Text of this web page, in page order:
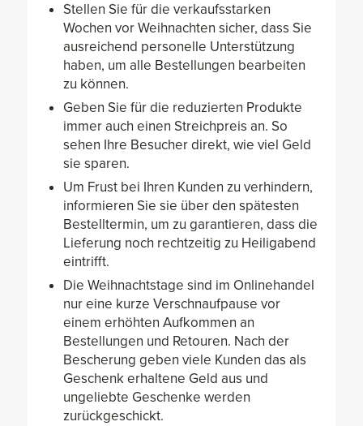
Stellen Sie für die verkaufsstarken
Wochen vor Weihnachten sicher, dass Sie
ausreichend personelle Unterstützung
haben, um alle Bestellungen bearbeiten
zu können.
Geben Sie für die reduzierten Produkte
immer auch einen Streichpreis an. So
sehen Ihre Besucher direkt, wie viel Geld
sie sparen.
Um Frust bei Ihren Kunden zu verhindern,
informieren Sie sie über den spätesten
Bestelltermin, um zu garantieren, dass die
Lieferung noch rechtzeitig zu Heiligabend
eintrifft.
Die Weihnachtstage sind im Onlinehandel
nur eine kurze Verschnaufpause vor
einem erhöhten Aufkommen an
Bestellungen und Retouren. Nach der
Bescherung geben viele Kunden das als
Geschenk erhaltene Geld aus und
ungeliebte Geschenke werden
zurückgeschickt.